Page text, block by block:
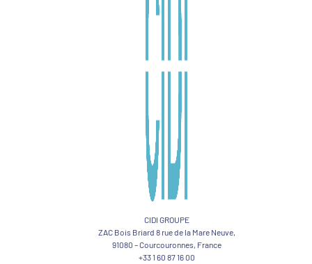
CIDI GROUPE
ZAC Bois Briard 8 rue de la Mare Neuve,
91080 – Courcouronnes, France
+33 1 60 87 16 00